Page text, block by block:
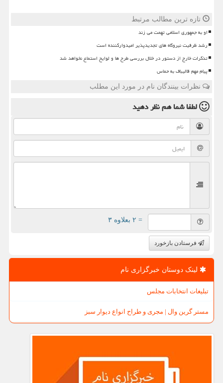
تازه ترین مطالب مرتبط
او به جمهوری اسلامی تهمت می زند
رشد ظرفیت نیروگاه های تجدیدپذیر امیدوارکننده است
تذکرات خارج از دستور در خلال بررسی طرح ها و لوایح استماع نخواهد شد
پیام مهم قالیباف به حماس
نظرات بینندگان نام در مورد این مطلب
لطفا شما همنظر دهید
= ۲ بعلاوه ۳
فرستادن بازخورد
لینک دوستان خبرگزاری نام
تبلیغات انتخابات مجلس
مستر گرین وال | مجری و طراح انواع دیوار سبز